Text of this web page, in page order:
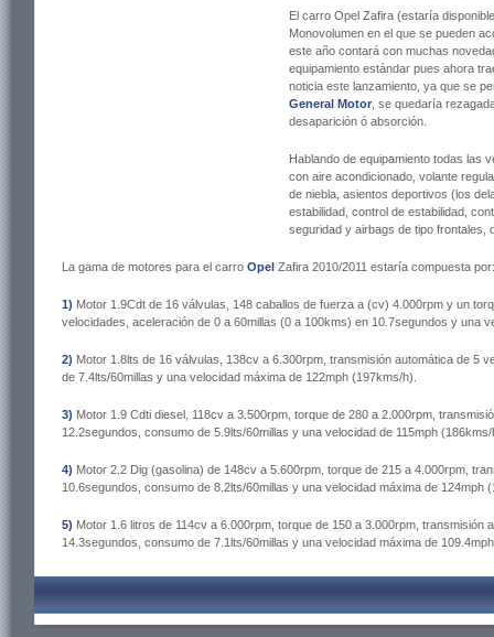
El carro Opel Zafira (estaría
Monovolumen en el que se pueden
este año contará con muchas
equipamiento estándar pues ahora
noticia este lanzamiento, ya que se
General Motor , se quedaría
desaparición ó absorción.
Hablando de equipamiento todas las
con aire acondicionado, volante
de niebla, asientos deportivos (los
estabilidad, control de estabilidad,
seguridad y airbags de tipo frontales,
La gama de motores para el carro Opel Zafira 2010/2011 estaría compuesta por:
1) Motor 1.9Cdt de 16 válvulas, 148 caballos de fuerza a (cv) 4.000rpm y un
velocidades, aceleración de 0 a 60millas (0 a 100kms) en 10.7segundos y una
2) Motor 1.8lts de 16 válvulas, 138cv a 6.300rpm, transmisión automática de 5
de 7.4lts/60millas y una velocidad máxima de 122mph (197kms/h).
3) Motor 1.9 Cdti diesel, 118cv a 3.500rpm, torque de 280 a 2.000rpm,
12.2segundos, consumo de 5.9lts/60millas y una velocidad de 115mph
4) Motor 2.2 Dig (gasolina) de 148cv a 5.600rpm, torque de 215 a 4.000rpm,
10.6segundos, consumo de 8.2lts/60millas y una velocidad máxima de 124mph
5) Motor 1.6 litros de 114cv a 6.000rpm, torque de 150 a 3.000rpm, transmisión
14.3segundos, consumo de 7.1lts/60millas y una velocidad máxima de